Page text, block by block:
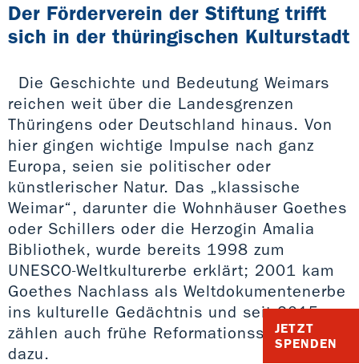
JETZT
SPENDEN
Der Förderverein der Stiftung trifft
sich in der thüringischen Kulturstadt
Die Geschichte und Bedeutung Weimars
reichen weit über die Landesgrenzen
Thüringens oder Deutschland hinaus. Von
hier gingen wichtige Impulse nach ganz
Europa, seien sie politischer oder
künstlerischer Natur. Das „klassische
Weimar“, darunter die Wohnhäuser Goethes
oder Schillers oder die Herzogin Amalia
Bibliothek, wurde bereits 1998 zum
UNESCO-Weltkulturerbe erklärt; 2001 kam
Goethes Nachlass als Weltdokumentenerbe
ins kulturelle Gedächtnis und seit 2015
zählen auch frühe Reformationsschriften
dazu.